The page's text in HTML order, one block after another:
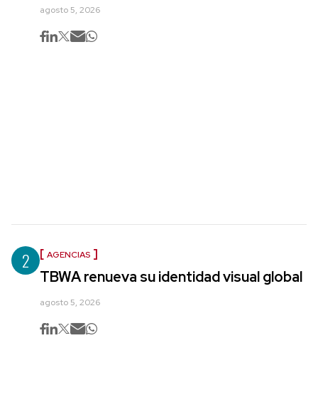
agosto 5, 2026
2 AGENCIAS
TBWA renueva su identidad visual global
agosto 5, 2026